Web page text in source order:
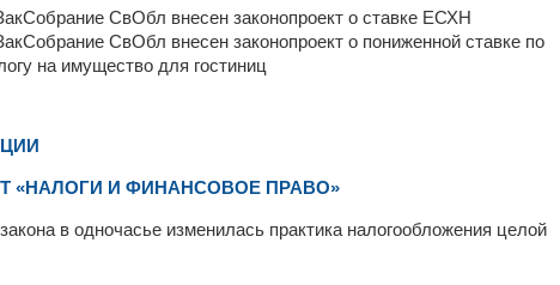
СвОбл внесен законопроект о ставке ЕСХН
СвОбл внесен законопроект о пониженной ставке по
на имущество для гостиниц
«НАЛОГИ И ФИНАНСОВОЕ ПРАВО»
в одночасье изменилась практика налогообложения целой